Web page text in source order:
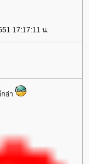
17:17:11 น.
อ่า